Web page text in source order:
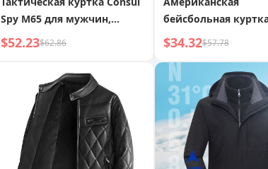
Spy M65 для мужчин,
весна-осень,
ветрозащитное пальто
средней длины
$52.23$62.86
бейсбольная
мужчин, весна/
новый модный
свободный бомбер
$34.32$57.78